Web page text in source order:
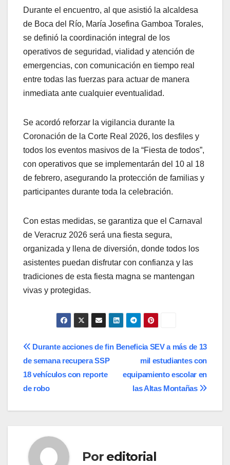
Durante el encuentro, al que asistió la alcaldesa
de Boca del Río, María Josefina Gamboa Torales,
se definió la coordinación integral de los
operativos de seguridad, vialidad y atención de
emergencias, con comunicación en tiempo real
entre todas las fuerzas para actuar de manera
inmediata ante cualquier eventualidad.
Se acordó reforzar la vigilancia durante la
Coronación de la Corte Real 2026, los desfiles y
todos los eventos masivos de la “Fiesta de todos”,
con operativos que se implementarán del 10 al 18
de febrero, asegurando la protección de familias y
participantes durante toda la celebración.
Con estas medidas, se garantiza que el Carnaval
de Veracruz 2026 será una fiesta segura,
organizada y llena de diversión, donde todos los
asistentes puedan disfrutar con confianza y las
tradiciones de esta fiesta magna se mantengan
vivas y protegidas.
Navegación
de
entradas
Beneficia SEV a más de 13
mil estudiantes con
equipamiento escolar en
las Altas Montañas
Durante acciones de fin
de semana recupera SSP
18 vehículos con reporte
de robo
Por editorial